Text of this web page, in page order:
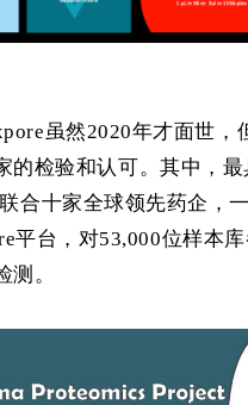
虽然2020年才面世，
的检验和认可。其中，
合十家全球领先药企，
平台，对53,000位样本
测。